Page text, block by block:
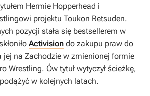
Hermie Hopperhead i
projektu Toukon Retsuden.
pozycji stała się bestsellerem w
Activision do zakupu praw do
jej na Zachodzie w zmienionej formie
Wrestling. Ów tytuł wytyczył ścieżkę,
w kolejnych latach.